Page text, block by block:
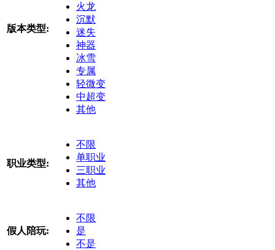
版本类型:
火龙
沉默
迷失
神器
冰雪
专属
轻微变
中超变
其他
职业类型:
不限
单职业
三职业
其他
假人陪玩:
不限
是
不是